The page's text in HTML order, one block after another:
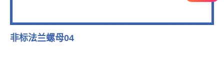
非标法兰螺母04